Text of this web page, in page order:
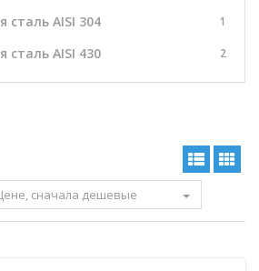
AISI 304 1
AISI 430 2
сначала дешевые